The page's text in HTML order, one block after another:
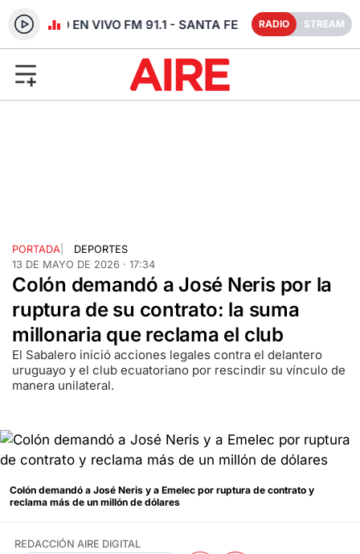
RADIO EN VIVO FM 91.1 - SANTA FE RADIO STREAM
PORTADA
DEPORTES
13 DE MAYO DE 2026 · 17:34
Colón demandó a José Neris por la
ruptura de su contrato: la suma
millonaria que reclama el club
El Sabalero inició acciones legales contra el delantero
uruguayo y el club ecuatoriano por rescindir su vínculo de
manera unilateral.
Colón demandó a José Neris y a Emelec por ruptura de contrato y
reclama más de un millón de dólares
REDACCIÓN AIRE DIGITAL